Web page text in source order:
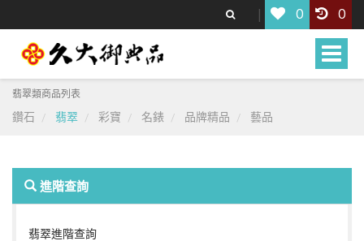
0 0
Toggle
翡翠類商品列表
鑽石 翡翠 彩寶 名錶 品牌精品 藝品
進階查詢
翡翠進階查詢